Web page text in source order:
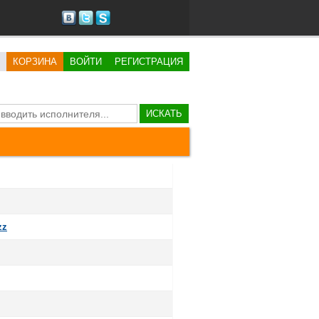
КОРЗИНА ВОЙТИ РЕГИСТРАЦИЯ
ИСКАТЬ